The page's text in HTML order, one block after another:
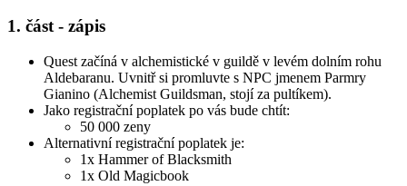
1. část - zápis
Quest začíná v alchemistické v guildě v levém dolním rohu
Aldebaranu. Uvnitř si promluvte s NPC jmenem Parmry
Gianino (Alchemist Guildsman, stojí za pultíkem).
Jako registrační poplatek po vás bude chtít:
50 000 zeny
Alternativní registrační poplatek je:
1x Hammer of Blacksmith
1x Old Magicbook